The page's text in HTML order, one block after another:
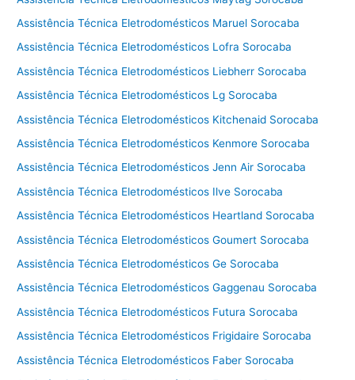
Assistência Técnica Eletrodomésticos Maruel Sorocaba
Assistência Técnica Eletrodomésticos Lofra Sorocaba
Assistência Técnica Eletrodomésticos Liebherr Sorocaba
Assistência Técnica Eletrodomésticos Lg Sorocaba
Assistência Técnica Eletrodomésticos Kitchenaid Sorocaba
Assistência Técnica Eletrodomésticos Kenmore Sorocaba
Assistência Técnica Eletrodomésticos Jenn Air Sorocaba
Assistência Técnica Eletrodomésticos Ilve Sorocaba
Assistência Técnica Eletrodomésticos Heartland Sorocaba
Assistência Técnica Eletrodomésticos Goumert Sorocaba
Assistência Técnica Eletrodomésticos Ge Sorocaba
Assistência Técnica Eletrodomésticos Gaggenau Sorocaba
Assistência Técnica Eletrodomésticos Futura Sorocaba
Assistência Técnica Eletrodomésticos Frigidaire Sorocaba
Assistência Técnica Eletrodomésticos Faber Sorocaba